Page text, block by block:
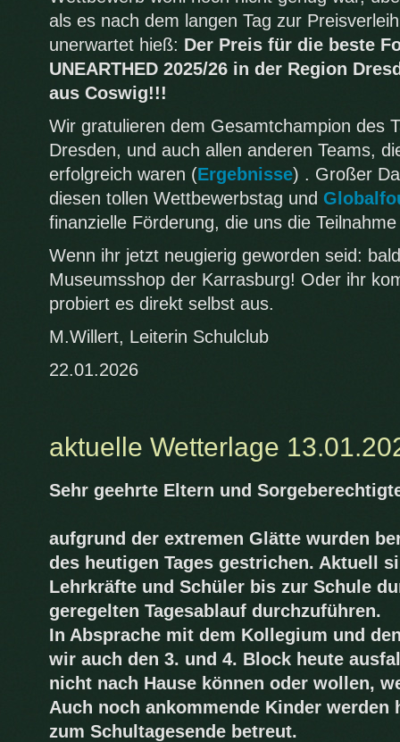
als es nach dem langen Tag zur
unerwartet hieß: Der Preis für die beste
UNEARTHED 2025/26 in der Region
aus Coswig!!!
Wir gratulieren dem Gesamtchampion des
Dresden, und auch allen anderen Teams,
erfolgreich waren (Ergebnisse) . Großer
diesen tollen Wettbewerbstag und
finanzielle Förderung, die uns die
Wenn ihr jetzt neugierig geworden seid:
Museumsshop der Karrasburg! Oder ihr
probiert es direkt selbst aus.
M.Willert, Leiterin Schulclub
22.01.2026
aktuelle Wetterlage
Sehr geehrte Eltern und
aufgrund der extremen Glätte wurden
des heutigen Tages gestrichen. Aktuell
Lehrkräfte und Schüler bis zur Schule
geregelten Tagesablauf durchzuführen.
In Absprache mit dem Kollegium und
wir auch den 3. und 4. Block heute
nicht nach Hause können oder wollen,
Auch noch ankommende Kinder werden
zum Schultagesende betreut.